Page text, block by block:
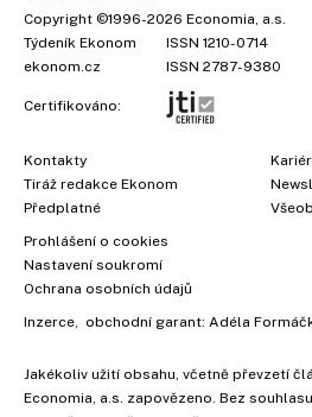
Copyright ©1996-2026 Economia, a.s.
Týdeník Ekonom
ISSN 1210-0714
ekonom.cz
ISSN 2787-9380
Certifikováno:
Kontakty
Tiráž redakce Ekonom
Předplatné
Prohlášení o cookies
Nastavení soukromí
Ochrana osobních údajů
Inzerce , obchodní garant: Adéla
Jakékoliv užití obsahu, včetně převzetí
Economia, a.s. zapovězeno. Bez